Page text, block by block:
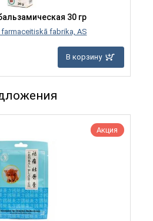
30 гр
fabrika, AS
В корзину
Акция